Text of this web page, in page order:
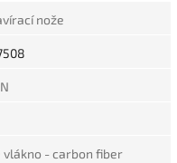
nože
vlákno - carbon fiber